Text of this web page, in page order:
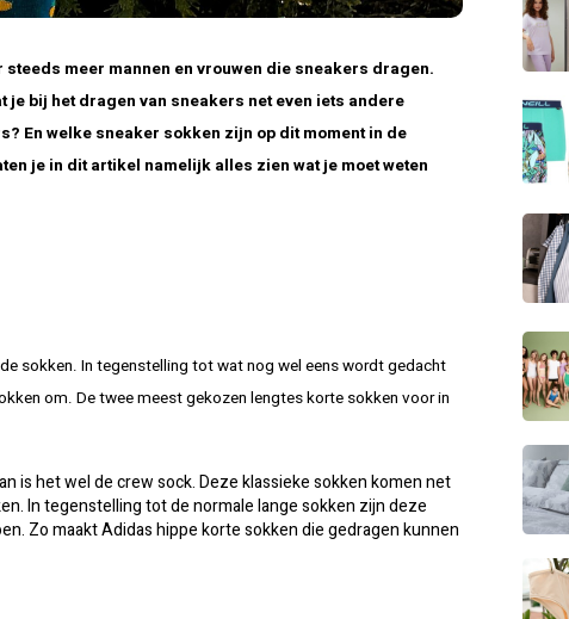
meer mannen en vrouwen die sneakers dragen.
bij het dragen van sneakers net even iets andere
En welke sneaker sokken zijn op dit moment in de
je in dit artikel namelijk alles zien wat je moet weten
sokken. In tegenstelling tot wat nog wel eens wordt gedacht
om. De twee meest gekozen lengtes korte sokken voor in
is het wel de crew sock. Deze klassieke sokken komen net
In tegenstelling tot de normale lange sokken zijn deze
Zo maakt Adidas hippe korte sokken die gedragen kunnen